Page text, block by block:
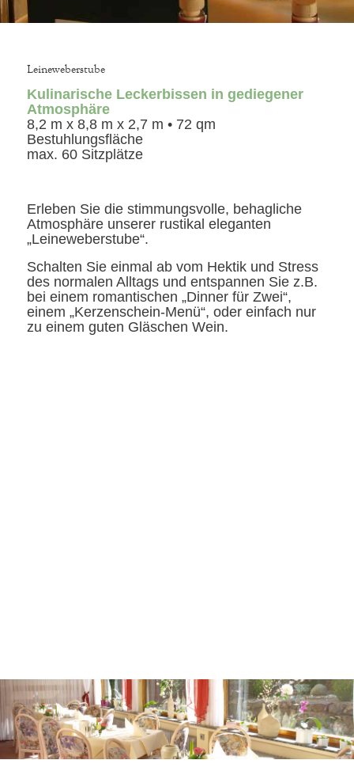
Leineweberstube
Kulinarische Leckerbissen in gediegener
Atmosphäre
8,2 m x 8,8 m x 2,7 m • 72 qm
Bestuhlungsfläche
max. 60 Sitzplätze
Erleben Sie die stimmungsvolle, behagliche
Atmosphäre unserer rustikal eleganten
„Leineweberstube“.
Schalten Sie einmal ab vom Hektik und Stress
des normalen Alltags und entspannen Sie z.B.
bei einem romantischen „Dinner für Zwei“,
einem „Kerzenschein-Menü“, oder einfach nur
zu einem guten Gläschen Wein.